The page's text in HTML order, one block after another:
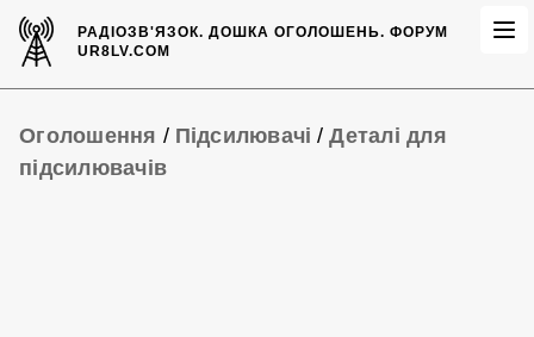
РАДІОЗВ'ЯЗОК.ДОШКА ОГОЛОШЕНЬ. ФОРУМ
UR8LV.COM
Оголошення / Підсилювачі /Деталі для
підсилювачів